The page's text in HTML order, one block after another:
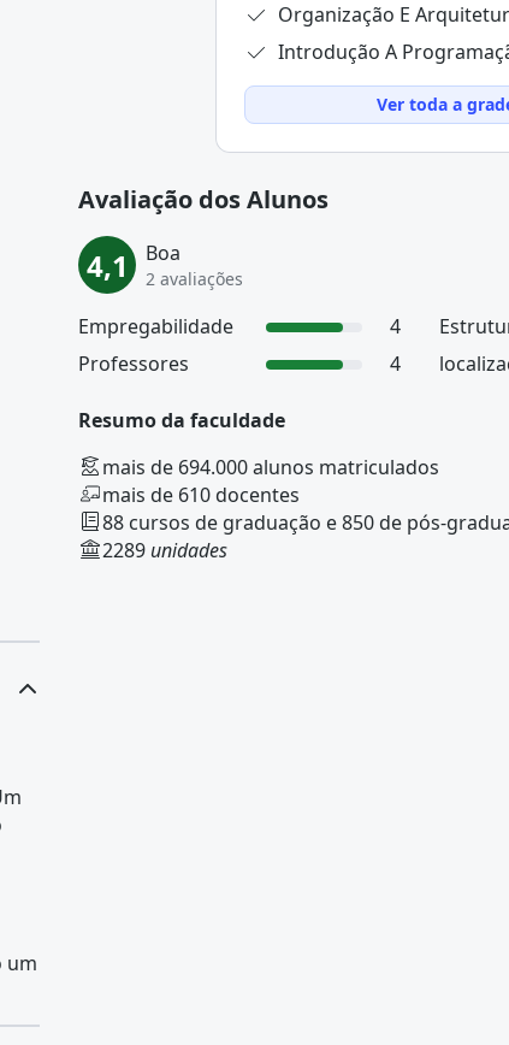
Organização E
Introdução A
Ver toda a
Avaliação dos Alunos
4,1 Boa
2 avaliações
Empregabilidade 4
Professores
4
Resumo da faculdade
mais de 694.000 alunos matriculados
mais de 610 docentes
88 cursos de graduação e 850 de pós-
2289 unidades
um